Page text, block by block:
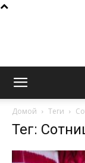
Домой Теги
Тег: